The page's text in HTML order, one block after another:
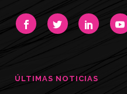
ÚLTIMAS NOTICIAS